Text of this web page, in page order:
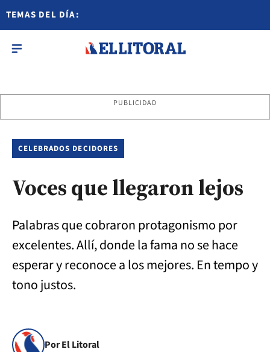
TEMAS DEL DÍA:
PUBLICIDAD
CELEBRADOS DECIDORES
Voces que llegaron lejos
Palabras que cobraron protagonismo por
excelentes. Allí, donde la fama no se hace
esperar y reconoce a los mejores. En tempo y
tono justos.
Por El Litoral